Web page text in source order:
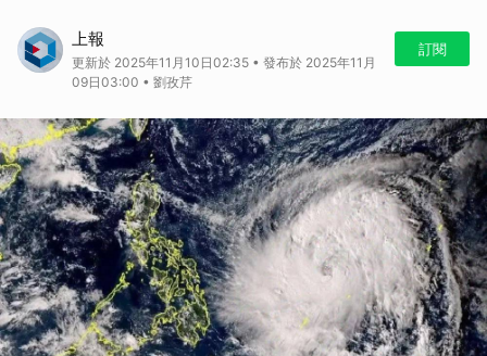
上報
更新於 2025年11月10日02:35 • 發布於 2025年11月
09日03:00 • 劉孜芹
訂閱